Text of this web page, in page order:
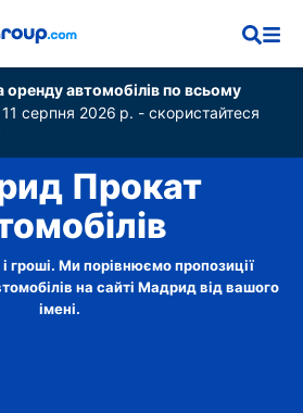
автомобілів по всьому
11 серпня 2026 р. - скористайтеся
Прокат
гроші. Ми порівнюємо пропозиції
на сайті Мадрид від вашого
імені.